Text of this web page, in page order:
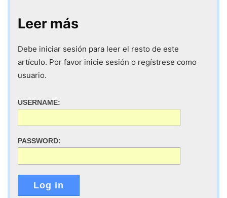
Leer más
Debe iniciar sesión para leer el resto de este
artículo. Por favor inicie sesión o regístrese como
usuario.
USERNAME:
PASSWORD:
Log in